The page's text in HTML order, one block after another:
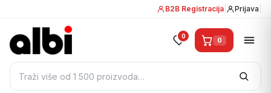
B2B Registracija Prijava
Pretraži:
0 0